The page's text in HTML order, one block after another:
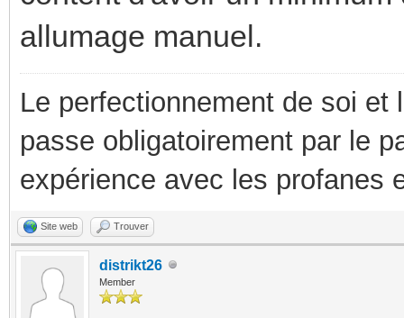
allumage manuel.
Le perfectionnement de soi
passe obligatoirement par le
expérience avec les profanes
Site web Trouver
distrikt26
Member